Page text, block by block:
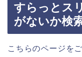
すらっとス
がないか検
こちらのページを